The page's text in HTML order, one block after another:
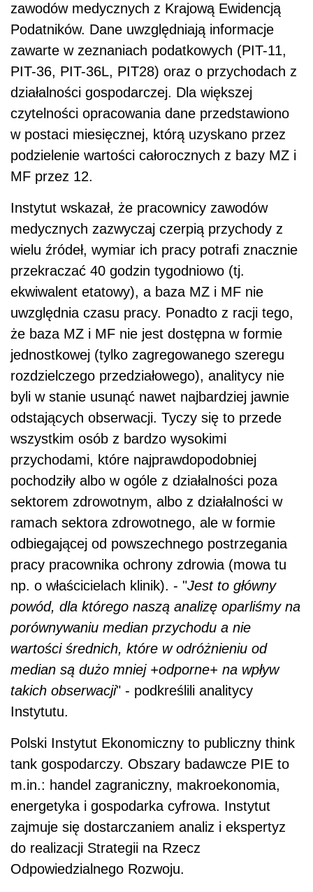
zawodów medycznych z Krajową Ewidencją
Podatników. Dane uwzględniają informacje
zawarte w zeznaniach podatkowych (PIT-11,
PIT-36, PIT-36L, PIT28) oraz o przychodach z
działalności gospodarczej. Dla większej
czytelności opracowania dane przedstawiono
w postaci miesięcznej, którą uzyskano przez
podzielenie wartości całorocznych z bazy MZ i
MF przez 12.
Instytut wskazał, że pracownicy zawodów
medycznych zazwyczaj czerpią przychody z
wielu źródeł, wymiar ich pracy potrafi znacznie
przekraczać 40 godzin tygodniowo (tj.
ekwiwalent etatowy), a baza MZ i MF nie
uwzględnia czasu pracy. Ponadto z racji tego,
że baza MZ i MF nie jest dostępna w formie
jednostkowej (tylko zagregowanego szeregu
rozdzielczego przedziałowego), analitycy nie
byli w stanie usunąć nawet najbardziej jawnie
odstających obserwacji. Tyczy się to przede
wszystkim osób z bardzo wysokimi
przychodami, które najprawdopodobniej
pochodziły albo w ogóle z działalności poza
sektorem zdrowotnym, albo z działalności w
ramach sektora zdrowotnego, ale w formie
odbiegającej od powszechnego postrzegania
pracy pracownika ochrony zdrowia (mowa tu
np. o właścicielach klinik). - "Jest to główny
powód, dla którego naszą analizę oparliśmy na
porównywaniu median przychodu a nie
wartości średnich, które w odróżnieniu od
median są dużo mniej +odporne+ na wpływ
takich obserwacji" - podkreślili analitycy
Instytutu.
Polski Instytut Ekonomiczny to publiczny think
tank gospodarczy. Obszary badawcze PIE to
m.in.: handel zagraniczny, makroekonomia,
energetyka i gospodarka cyfrowa. Instytut
zajmuje się dostarczaniem analiz i ekspertyz
do realizacji Strategii na Rzecz
Odpowiedzialnego Rozwoju.